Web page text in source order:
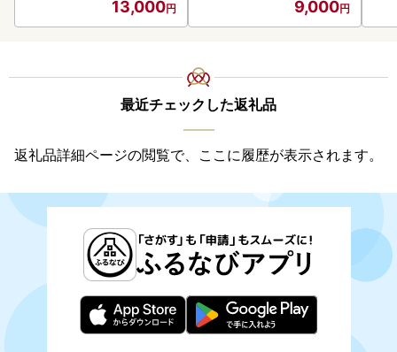
13,000 9,000
最近チェックした返礼品
返礼品詳細ページの閲覧で、ここに履歴が表示されます。